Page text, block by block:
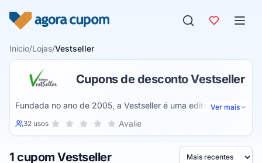
Início/Lojas/Vestseller
Cupons de desconto Vestseller
Fundada no ano de 2005, a Vestseller é uma editora
renomada e conceituada, muito reconhecida na área de
qualidade e que já atua nesse ramo a diversos anos, onde
Ver mais
32 usosSua nota para Vestseller, de 1 a 5 estrelas
5 estrelas
4 estrelas
3 estrelas
2 estrelas
1 estrela Avalie
1 cupom Vestseller